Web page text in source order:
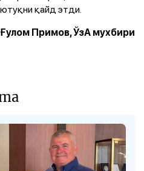
қайд этди.
Ғулом Примов, ЎзА мухбири